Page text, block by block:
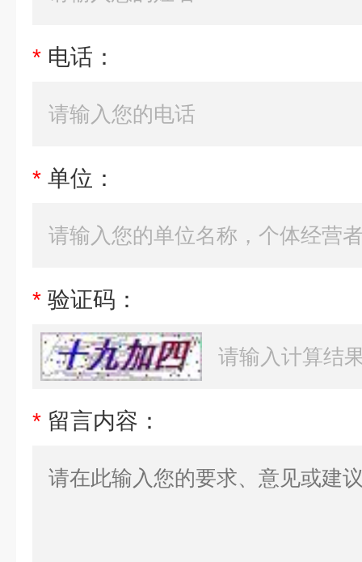
* 电话：
* 单位：
* 验证码：
* 留言内容：